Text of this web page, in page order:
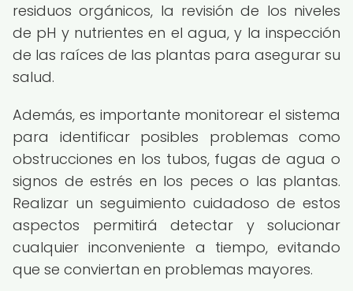
residuos orgánicos, la revisión de los niveles
de pH y nutrientes en el agua, y la inspección
de las raíces de las plantas para asegurar su
salud.
Además, es importante monitorear el sistema
para identificar posibles problemas como
obstrucciones en los tubos, fugas de agua o
signos de estrés en los peces o las plantas.
Realizar un seguimiento cuidadoso de estos
aspectos permitirá detectar y solucionar
cualquier inconveniente a tiempo, evitando
que se conviertan en problemas mayores.